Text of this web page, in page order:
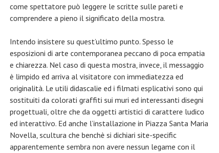
come spettatore può leggere le scritte sulle pareti e
comprendere a pieno il significato della mostra.
Intendo insistere su quest’ultimo punto. Spesso le
esposizioni di arte contemporanea peccano di poca empatia
e chiarezza. Nel caso di questa mostra, invece, il messaggio
è limpido ed arriva al visitatore con immediatezza ed
originalità. Le utili didascalie ed i filmati esplicativi sono qui
sostituiti da colorati graffiti sui muri ed interessanti disegni
progettuali, oltre che da oggetti artistici di carattere ludico
ed interattivo. Ed anche l’installazione in Piazza Santa Maria
Novella, scultura che benchè si dichiari site-specific
apparentemente sembra non avere nessun legame con il